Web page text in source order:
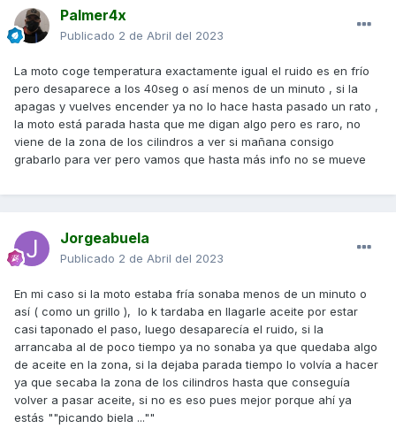
Palmer4x
Publicado 2 de Abril del 2023
La moto coge temperatura exactamente igual el ruido es en frío
pero desaparece a los 40seg o así menos de un minuto , si la
apagas y vuelves encender ya no lo hace hasta pasado un rato ,
la moto está parada hasta que me digan algo pero es raro, no
viene de la zona de los cilindros a ver si mañana consigo
grabarlo para ver pero vamos que hasta más info no se mueve
Jorgeabuela
Publicado 2 de Abril del 2023
En mi caso si la moto estaba fría sonaba menos de un minuto o
así ( como un grillo ), lo k tardaba en llagarle aceite por estar
casi taponado el paso, luego desaparecía el ruido, si la
arrancaba al de poco tiempo ya no sonaba ya que quedaba algo
de aceite en la zona, si la dejaba parada tiempo lo volvía a hacer
ya que secaba la zona de los cilindros hasta que conseguía
volver a pasar aceite, si no es eso pues mejor porque ahí ya
estás ""picando biela ...""